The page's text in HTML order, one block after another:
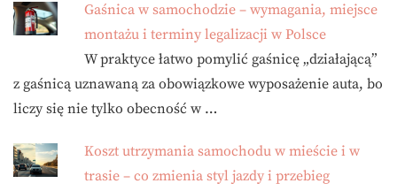
Gaśnica w samochodzie – wymagania, miejsce
montażu i terminy legalizacji w Polsce
W praktyce łatwo pomylić gaśnicę „działającą”
z gaśnicą uznawaną za obowiązkowe wyposażenie auta, bo
liczy się nie tylko obecność w …
Koszt utrzymania samochodu w mieście i w
trasie – co zmienia styl jazdy i przebieg